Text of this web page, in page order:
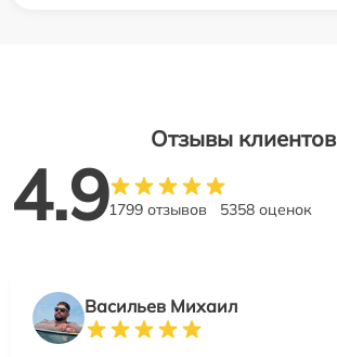
Отзывы клиентов
4.91799 отзывов 5358 оценок
Васильев Михаил